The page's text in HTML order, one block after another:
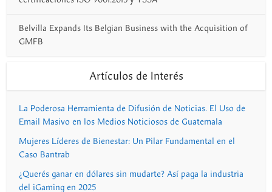
Belvilla Expands Its Belgian Business with the Acquisition of
GMFB
Artículos de Interés
La Poderosa Herramienta de Difusión de Noticias. El Uso de
Email Masivo en los Medios Noticiosos de Guatemala
Mujeres Líderes de Bienestar: Un Pilar Fundamental en el
Caso Bantrab
¿Querés ganar en dólares sin mudarte? Así paga la industria
del iGaming en 2025